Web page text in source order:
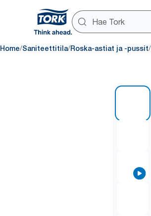
Home/Saniteettitila/Roska-astiat ja -pussit/